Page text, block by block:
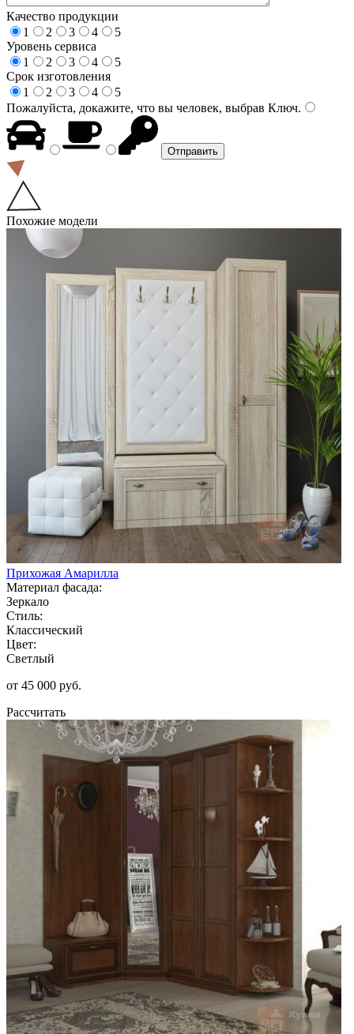
Качество продукции
1
2 3 4
5
Уровень сервиса
1
2 3 4
5
Срок изготовления
1
2 3 4
5
Пожалуйста, докажите, что вы человек, выбрав Ключ.
Похожие модели
Прихожая Амарилла
Материал фасада:
Зеркало
Стиль:
Классический
Цвет:
Светлый
от 45 000 руб.
Рассчитать